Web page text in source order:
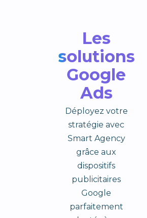
Les
solutions
Google
Ads
Déployez votre
stratégie avec
Smart Agency
grâce aux
dispositifs
publicitaires
Google
parfaitement